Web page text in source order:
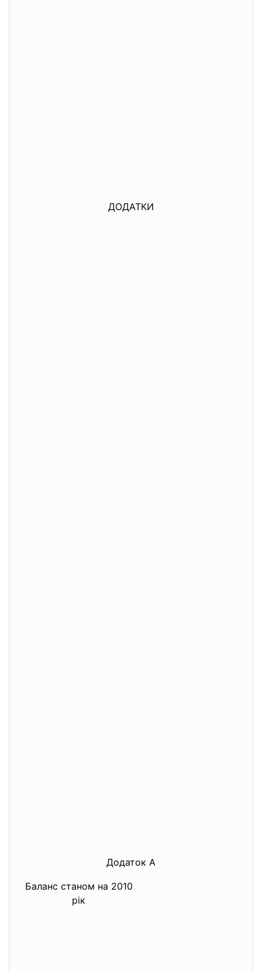
ДОДАТКИ
Додаток А
Баланс станом на 2010
рік